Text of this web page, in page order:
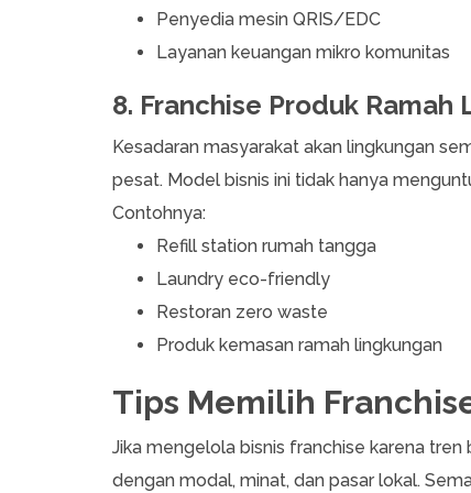
Penyedia mesin QRIS/EDC
Layanan keuangan mikro komunitas
8. Franchise Produk Ramah
Kesadaran masyarakat akan lingkungan
pesat. Model bisnis ini tidak hanya
Contohnya:
Refill station rumah tangga
Laundry eco-friendly
Restoran zero waste
Produk kemasan ramah lingkungan
Tips Memilih
Jika mengelola bisnis franchise karena tren
dengan modal, minat, dan pasar lokal.